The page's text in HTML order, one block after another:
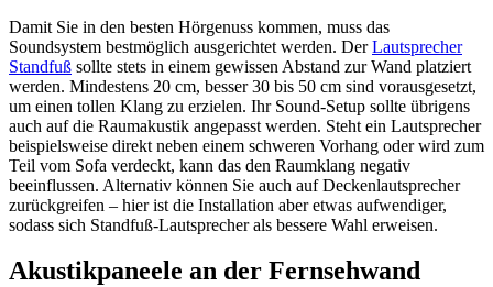
Damit Sie in den besten Hörgenuss kommen, muss das
Soundsystem bestmöglich ausgerichtet werden. DerLautsprecher
Standfuß sollte stets in einem gewissen Abstand zur Wand platziert
werden. Mindestens 20 cm, besser 30 bis 50 cm sind vorausgesetzt,
um einen tollen Klang zu erzielen. Ihr Sound-Setup sollte übrigens
auch auf die Raumakustik angepasst werden. Steht ein Lautsprecher
beispielsweise direkt neben einem schweren Vorhang oder wird zum
Teil vom Sofa verdeckt, kann das den Raumklang negativ
beeinflussen. Alternativ können Sie auch auf Deckenlautsprecher
zurückgreifen – hier ist die Installation aber etwas aufwendiger,
sodass sich Standfuß-Lautsprecher als bessere Wahl erweisen.
Akustikpaneele an der Fernsehwand